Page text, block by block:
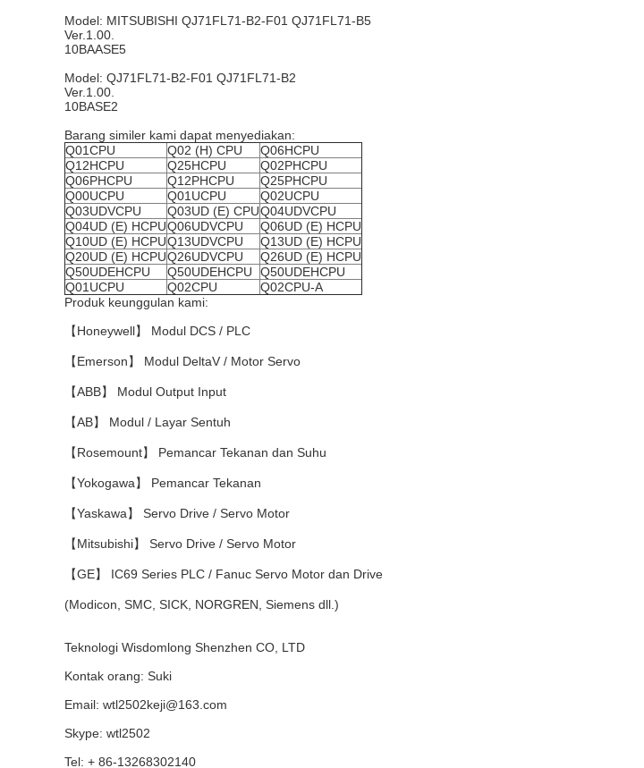
Model: MITSUBISHI QJ71FL71-B2-F01 QJ71FL71-B5
Ver.1.00.
10BAASE5
Model: QJ71FL71-B2-F01 QJ71FL71-B2
Ver.1.00.
10BASE2
Barang similer kami dapat menyediakan:
Q01CPU
Q02 (H) CPU
Q06HCPU
Q12HCPU
Q25HCPU
Q02PHCPU
Q06PHCPU
Q12PHCPU
Q25PHCPU
Q00UCPU
Q01UCPU
Q02UCPU
Q03UDVCPU
Q03UD (E) CPUQ04UDVCPU
Q04UD (E) HCPUQ06UDVCPU
Q06UD (E) HCPU
Q10UD (E) HCPUQ13UDVCPU
Q13UD (E) HCPU
Q20UD (E) HCPUQ26UDVCPU
Q26UD (E) HCPU
Q50UDEHCPU
Q50UDEHCPU
Q50UDEHCPU
Q01UCPU
Q02CPU
Q02CPU-A
Produk keunggulan kami:
【Honeywell】 Modul DCS / PLC
【Emerson】 Modul DeltaV / Motor Servo
【ABB】 Modul Output Input
【AB】 Modul / Layar Sentuh
【Rosemount】 Pemancar Tekanan dan Suhu
【Yokogawa】 Pemancar Tekanan
【Yaskawa】 Servo Drive / Servo Motor
【Mitsubishi】 Servo Drive / Servo Motor
【GE】 IC69 Series PLC / Fanuc Servo Motor dan Drive
(Modicon, SMC, SICK, NORGREN, Siemens dll.)
Teknologi Wisdomlong Shenzhen CO, LTD
Kontak orang: Suki
Email: wtl2502keji@163.com
Skype: wtl2502
Tel: + 86-13268302140